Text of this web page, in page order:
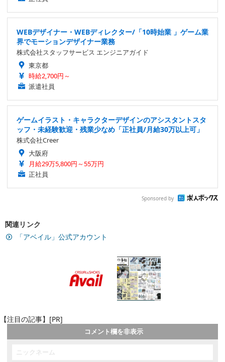
WEBデザイナー・WEBディレクター/「10時始業 」ゲーム業
界でモーションデザイナー業務
株式会社スタッフサービス エンジニアガイド
東京都
時給2,700円～
派遣社員
ゲームイラスト・キャラクターデザインのアシスタントスタ
ッフ・未経験歓迎・残業少なめ「正社員/月給30万以上可」
株式会社Creer
大阪府
月給29万5,800円～55万円
正社員
Sponsored by
関連リンク
「アベイル」公式アカウント
【注目の記事】[PR]
コメント欄を非表示